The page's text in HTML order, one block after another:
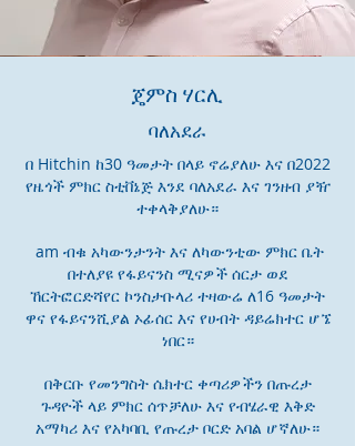
ጄምስ ሃርሊ
ባለአደራ
በ Hitchin ከ30 ዓመታት በላይ ኖሬያለሁ እና በ2022
የዜጎች ምክር ስቲቨኔጅ እንደ ባለአደራ እና ገንዘብ ያዥ
ተቀላቅያለሁ።
am ብቁ አካውንታንት እና ለካውንቲው ምክር ቤት
በተለያዩ የፋይናንስ ሚናዎች ሰርታ ወደ
ኸርትፎርድሻየር ኮንስታቡላሪ ተዛውሬ ለ16 ዓመታት
ዋና የፋይናንሺያል ኦፊሰር እና የሀብት ዳይሬክተር ሆኜ
ነበር።
በቅርቡ የመንግስት ሴክተር ቀጣሪዎችን በጡረታ
ጉዳዮች ላይ ምክር ሰጥቻለሁ እና የብሄራዊ እቅድ
አማካሪ እና የአካባቢ የጡረታ ቦርድ አባል ሆኛለሁ።